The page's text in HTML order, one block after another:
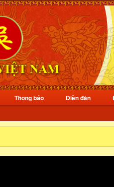
Thông báo Diễn đàn